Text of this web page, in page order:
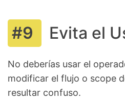
Evita el
No deberías usar el
modificar el flujo o scope
resultar confuso.